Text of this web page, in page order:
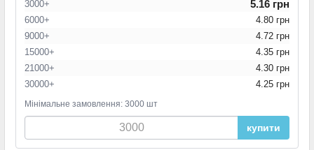
3000+ 5.16 грн
6000+
4.80 грн
9000+
4.72 грн
15000+
4.35 грн
21000+
4.30 грн
30000+
4.25 грн
Мінімальне замовлення: 3000 шт
купити